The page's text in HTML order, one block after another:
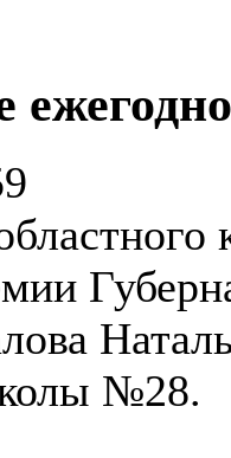
№28.